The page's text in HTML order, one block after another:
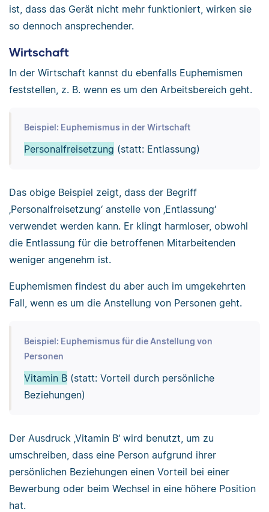
ist, dass das Gerät nicht mehr funktioniert, wirken sie
so dennoch ansprechender.
Wirtschaft
In der Wirtschaft kannst du ebenfalls Euphemismen
feststellen, z. B. wenn es um den Arbeitsbereich geht.
Beispiel: Euphemismus in der Wirtschaft
Personalfreisetzung (statt: Entlassung)
Das obige Beispiel zeigt, dass der Begriff
‚Personalfreisetzung‘ anstelle von ‚Entlassung‘
verwendet werden kann. Er klingt harmloser, obwohl
die Entlassung für die betroffenen Mitarbeitenden
weniger angenehm ist.
Euphemismen findest du aber auch im umgekehrten
Fall, wenn es um die Anstellung von Personen geht.
Beispiel: Euphemismus für die Anstellung von
Personen
Vitamin B(statt: Vorteil durch persönliche
Beziehungen)
Der Ausdruck ‚Vitamin B‘ wird benutzt, um zu
umschreiben, dass eine Person aufgrund ihrer
persönlichen Beziehungen einen Vorteil bei einer
Bewerbung oder beim Wechsel in eine höhere Position
hat.